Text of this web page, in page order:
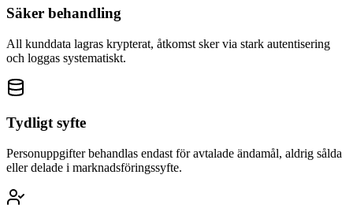
Säker behandling
All kunddata lagras krypterat, åtkomst sker via stark autentisering
och loggas systematiskt.
Tydligt syfte
Personuppgifter behandlas endast för avtalade ändamål, aldrig sålda
eller delade i marknadsföringssyfte.